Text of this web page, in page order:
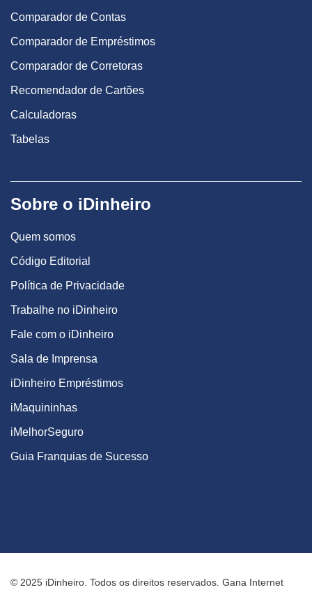
Comparador de Contas
Comparador de Empréstimos
Comparador de Corretoras
Recomendador de Cartões
Calculadoras
Tabelas
Sobre o iDinheiro
Quem somos
Código Editorial
Política de Privacidade
Trabalhe no iDinheiro
Fale com o iDinheiro
Sala de Imprensa
iDinheiro Empréstimos
iMaquininhas
iMelhorSeguro
Guia Franquias de Sucesso
© 2025 iDinheiro. Todos os direitos reservados. Gana Internet